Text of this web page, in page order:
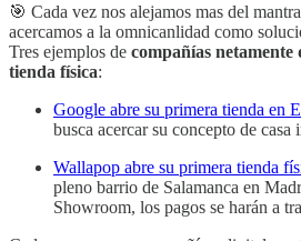
🎯 Cada vez nos alejamos mas del
acercamos a la omnicanlidad como
Tres ejemplos de compañías netamente
tienda física:
Google abre su primera tienda en
busca acercar su concepto de casa
Wallapop abre su primera tienda
pleno barrio de Salamanca en
Showroom, los pagos se harán a